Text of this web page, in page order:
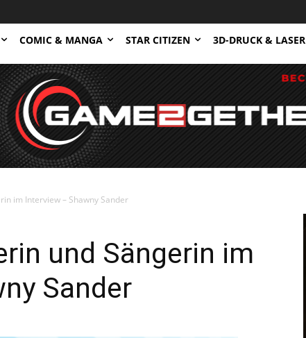
COMIC & MANGA STAR CITIZEN 3D-DRUCK & LASER
im Interview – Shawny Sander
und Sängerin im
Sander